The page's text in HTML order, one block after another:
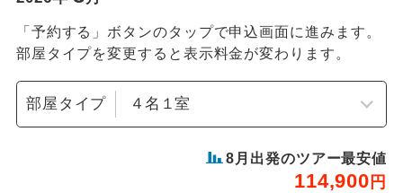
「予約する」ボタンのタップで申込画面に進みます。
部屋タイプを変更すると表示料金が変わります。
部屋タイプ
8 月出発のツアー最安値
114,900 円